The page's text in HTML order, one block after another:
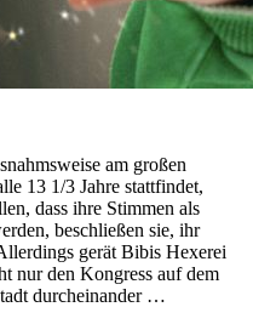
am großen
13 1/3 Jahre stattfindet,
dass ihre Stimmen als
beschließen sie, ihr
gerät Bibis Hexerei
nur den Kongress auf dem
durcheinander …